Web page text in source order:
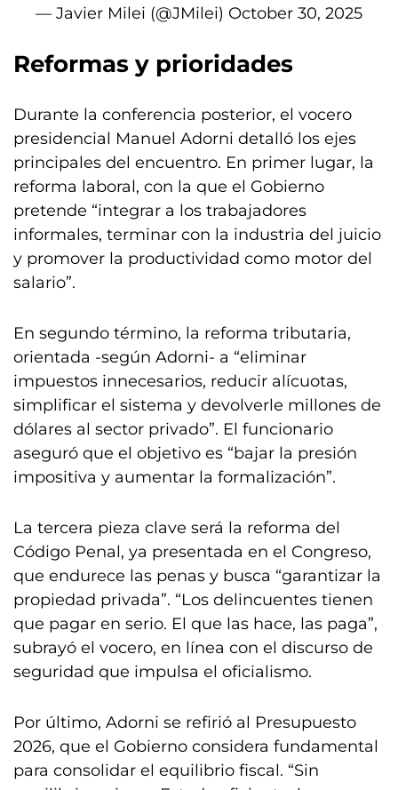
— Javier Milei (@JMilei) October 30, 2025
Reformas y prioridades
Durante la conferencia posterior, el vocero
presidencial Manuel Adorni detalló los ejes
principales del encuentro. En primer lugar, la
reforma laboral, con la que el Gobierno
pretende “integrar a los trabajadores
informales, terminar con la industria del juicio
y promover la productividad como motor del
salario”.
En segundo término, la reforma tributaria,
orientada -según Adorni- a “eliminar
impuestos innecesarios, reducir alícuotas,
simplificar el sistema y devolverle millones de
dólares al sector privado”. El funcionario
aseguró que el objetivo es “bajar la presión
impositiva y aumentar la formalización”.
La tercera pieza clave será la reforma del
Código Penal, ya presentada en el Congreso,
que endurece las penas y busca “garantizar la
propiedad privada”. “Los delincuentes tienen
que pagar en serio. El que las hace, las paga”,
subrayó el vocero, en línea con el discurso de
seguridad que impulsa el oficialismo.
Por último, Adorni se refirió al Presupuesto
2026, que el Gobierno considera fundamental
para consolidar el equilibrio fiscal. “Sin